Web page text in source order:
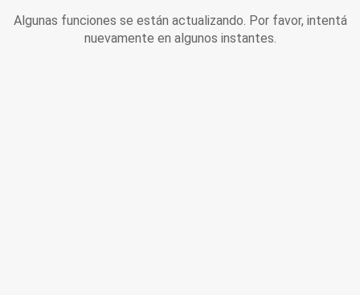
Algunas funciones se están actualizando. Por favor, intentá
nuevamente en algunos instantes.